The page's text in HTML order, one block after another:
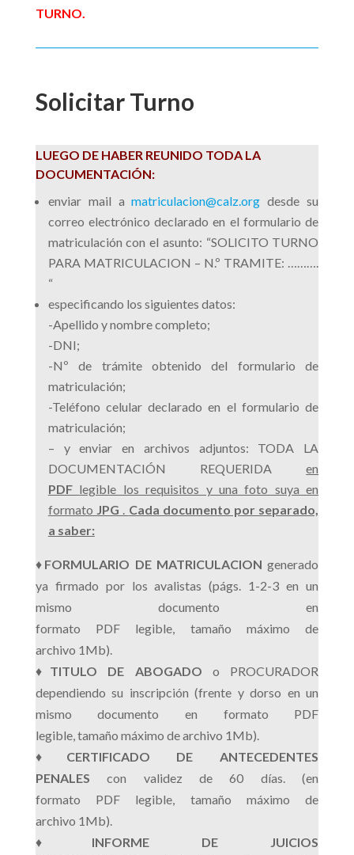
TURNO.
Solicitar Turno
LUEGO DE HABER REUNIDO TODA LA
DOCUMENTACIÓN:
enviar mail amatriculacion@calz.org desde su
correo electrónico declarado en el formulario de
matriculación con el asunto: “SOLICITO TURNO
PARA MATRICULACION – N.º TRAMITE: ……….
“
especificando los siguientes datos:
-Apellido y nombre completo;
-DNI;
-Nº de trámite obtenido del formulario de
matriculación;
-Teléfono celular declarado en el formulario de
matriculación;
– y enviar en archivos adjuntos: TODA LA
DOCUMENTACIÓN REQUERIDAen
PDF legible los requisitos y una foto suya en
formato JPG . Cada documento por separado,
a saber:
♦ FORMULARIO DE MATRICULACION generado
ya firmado por los avalistas (págs. 1-2-3 en un
mismo documento en
formato PDF legible, tamaño máximo de
archivo 1Mb).
♦ TITULO DE ABOGADO o PROCURADOR
dependiendo su inscripción (frente y dorso en un
mismo documento en formato PDF
legible, tamaño máximo de archivo 1Mb).
♦ CERTIFICADO DE ANTECEDENTES
PENALES con validez de 60 días. (en
formato PDF legible, tamaño máximo de
archivo 1Mb).
♦ INFORME DE JUICIOS